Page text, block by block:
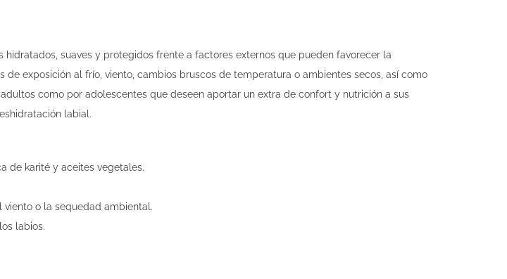
suaves y protegidos frente a factores externos que pueden favorecer la
exposición al frío, viento, cambios bruscos de temperatura o ambientes secos, así como
como por adolescentes que deseen aportar un extra de confort y nutrición a sus
labial.
de karité y aceites vegetales.
o la sequedad ambiental.
labios.